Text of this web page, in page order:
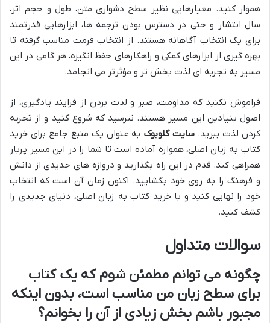
هموار کنید. معیارهایی نظیر سطح دشواری متن، طول و حجم اثر،
سال انتشار و حتی در دسترس بودن ترجمه ها، ابزارهایی قدرتمند
برای یک انتخاب آگاهانه هستند. از انتخاب فرمت مناسب گرفته تا
بهره گیری از ابزارهای کمکی و راهکارهای حفظ انگیزه، هر گامی در این
مسیر به تجربه ای لذت بخش تر و مؤثرتر می انجامد.
فراموش نکنید که مداومت، صبر و لذت بردن از فرایند یادگیری، از
اصول بنیادین این مسیر هستند. نترسید که شروع کنید و از تجربه
کردن لذت ببرید. سایت گلوبوک به عنوان یک منبع جامع برای خرید
کتاب به زبان اصلی، همواره آماده است تا شما را در این مسیر پربار
همراهی کند. قدم در این راه بگذارید و دروازه های جدیدی از دانش
و فرهنگ را به روی خود بگشایید. اکنون زمان آن است که انتخاب
خود را نهایی کنید و با خرید کتاب به زبان اصلی، دنیای جدیدی را
کشف کنید.
سوالات متداول
چگونه می توانم مطمئن شوم که یک کتاب
برای سطح زبان من مناسب است، بدون اینکه
مجبور باشم بخش زیادی از آن را بخوانم؟